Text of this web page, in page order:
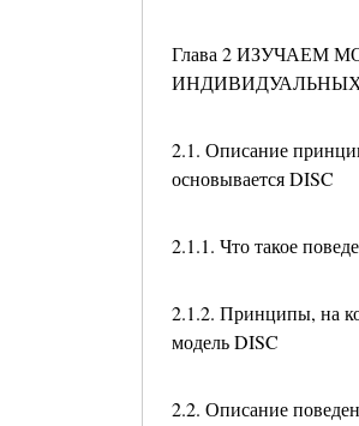
Глава 2 ИЗУЧАЕМ
ИНДИВИДУАЛЬНЫХ
2.1. Описание
основывается DISC
2.1.1. Что такое
2.1.2. Принципы, на
модель DISC
2.2. Описание